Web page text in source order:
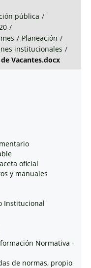
pública /
/
/ Planeación /
institucionales /
Vacantes.docx
oficial
y manuales
Institucional
Normativa -
de normas, propio